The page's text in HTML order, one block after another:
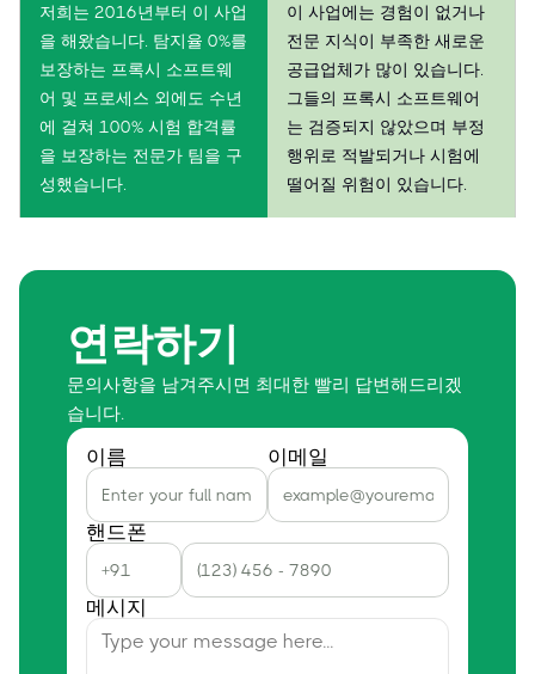
저희는 2016년부터 이 사업
을 해왔습니다. 탐지율 0%를
보장하는 프록시 소프트웨
어 및 프로세스 외에도 수년
에 걸쳐 100% 시험 합격률
을 보장하는 전문가 팀을 구
성했습니다.
이 사업에는 경험이 없거나
전문 지식이 부족한 새로운
공급업체가 많이 있습니다.
그들의 프록시 소프트웨어
는 검증되지 않았으며 부정
행위로 적발되거나 시험에
떨어질 위험이 있습니다.
연락하기
문의사항을 남겨주시면 최대한 빨리 답변해드리겠
습니다.
이름 이메일
핸드폰
메시지